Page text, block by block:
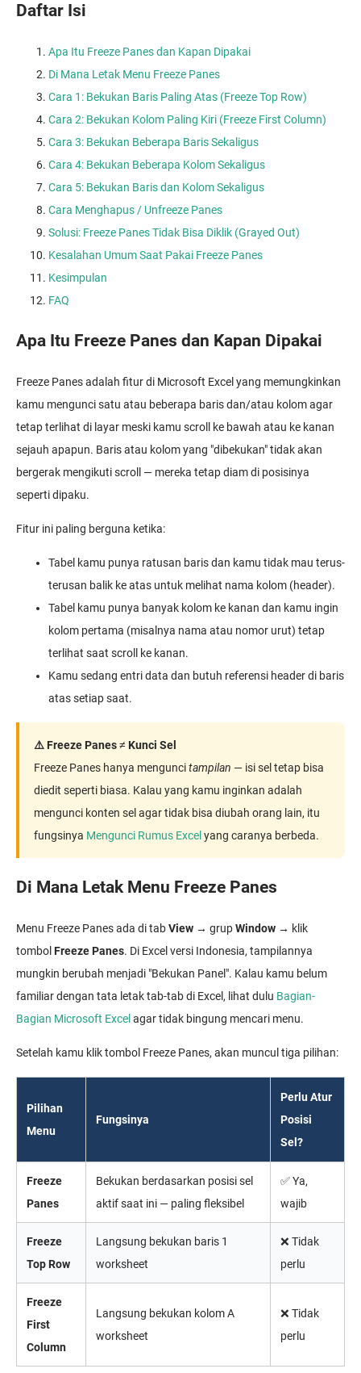
Daftar Isi
Apa Itu Freeze Panes dan Kapan Dipakai
Di Mana Letak Menu Freeze Panes
Cara 1: Bekukan Baris Paling Atas (Freeze Top Row)
Cara 2: Bekukan Kolom Paling Kiri (Freeze First Column)
Cara 3: Bekukan Beberapa Baris Sekaligus
Cara 4: Bekukan Beberapa Kolom Sekaligus
Cara 5: Bekukan Baris dan Kolom Sekaligus
Cara Menghapus / Unfreeze Panes
Solusi: Freeze Panes Tidak Bisa Diklik (Grayed Out)
Kesalahan Umum Saat Pakai Freeze Panes
Kesimpulan
FAQ
Apa Itu Freeze Panes dan Kapan Dipakai
Freeze Panes adalah fitur di Microsoft Excel yang memungkinkan
kamu mengunci satu atau beberapa baris dan/atau kolom agar
tetap terlihat di layar meski kamu scroll ke bawah atau ke kanan
sejauh apapun. Baris atau kolom yang "dibekukan" tidak akan
bergerak mengikuti scroll — mereka tetap diam di posisinya
seperti dipaku.
Fitur ini paling berguna ketika:
Tabel kamu punya ratusan baris dan kamu tidak mau terus-
terusan balik ke atas untuk melihat nama kolom (header).
Tabel kamu punya banyak kolom ke kanan dan kamu ingin
kolom pertama (misalnya nama atau nomor urut) tetap
terlihat saat scroll ke kanan.
Kamu sedang entri data dan butuh referensi header di baris
atas setiap saat.
⚠️ Freeze Panes ≠ Kunci Sel
Freeze Panes hanya menguncitampilan — isi sel tetap bisa
diedit seperti biasa. Kalau yang kamu inginkan adalah
mengunci konten sel agar tidak bisa diubah orang lain, itu
fungsinya Mengunci Rumus Excel yang caranya berbeda.
Di Mana Letak Menu Freeze Panes
Menu Freeze Panes ada di tabView → grupWindow → klik
tombol Freeze Panes. Di Excel versi Indonesia, tampilannya
mungkin berubah menjadi "Bekukan Panel". Kalau kamu belum
familiar dengan tata letak tab-tab di Excel, lihat dulu Bagian-
Bagian Microsoft Excel agar tidak bingung mencari menu.
Setelah kamu klik tombol Freeze Panes, akan muncul tiga pilihan:
Pilihan
Menu
Fungsinya
Perlu Atur
Posisi
Sel?
Freeze
Panes
Bekukan berdasarkan posisi sel
aktif saat ini — paling fleksibel
✅ Ya,
wajib
Freeze
Top Row
Langsung bekukan baris 1
worksheet
❌ Tidak
perlu
Freeze
First
Column
Langsung bekukan kolom A
worksheet
❌ Tidak
perlu